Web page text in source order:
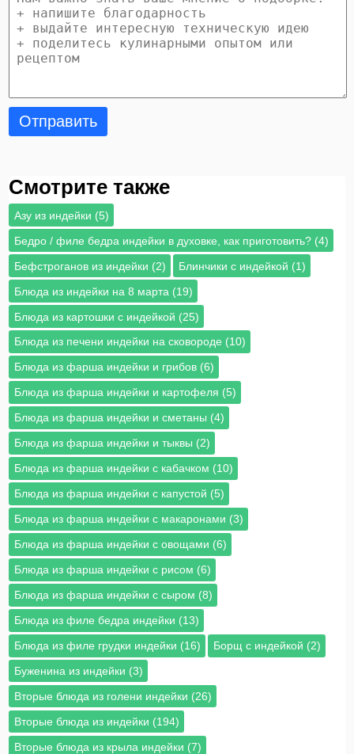
Отправить
Смотрите также
Азу из индейки (5)
Бедро / филе бедра индейки в духовке, как приготовить? (4)
Бефстроганов из индейки (2)
Блинчики с индейкой (1)
Блюда из индейки на 8 марта (19)
Блюда из картошки с индейкой (25)
Блюда из печени индейки на сковороде (10)
Блюда из фарша индейки и грибов (6)
Блюда из фарша индейки и картофеля (5)
Блюда из фарша индейки и сметаны (4)
Блюда из фарша индейки и тыквы (2)
Блюда из фарша индейки с кабачком (10)
Блюда из фарша индейки с капустой (5)
Блюда из фарша индейки с макаронами (3)
Блюда из фарша индейки с овощами (6)
Блюда из фарша индейки с рисом (6)
Блюда из фарша индейки с сыром (8)
Блюда из филе бедра индейки (13)
Блюда из филе грудки индейки (16)
Борщ с индейкой (2)
Буженина из индейки (3)
Вторые блюда из голени индейки (26)
Вторые блюда из индейки (194)
Вторые блюда из крыла индейки (7)